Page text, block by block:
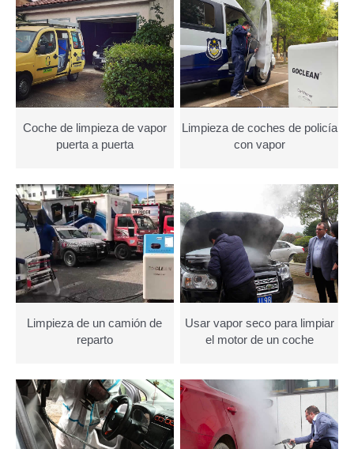
Coche de limpieza de vapor
puerta a puerta
Limpieza de coches de policía
con vapor
Limpieza de un camión de
reparto
Usar vapor seco para limpiar
el motor de un coche